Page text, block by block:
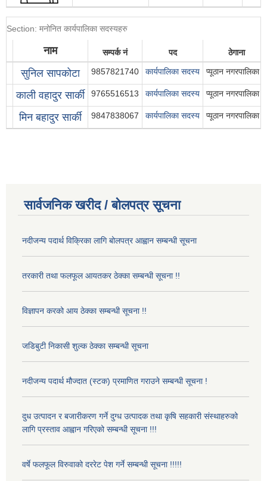
Section: मनोनित कार्यपालिका सदस्यहरु
नाम सम्पर्क नं पद ठेगाना
सुनिल सापकोटा 9857821740 कार्यपालिका सदस्य प्यूठान नगरपालिका १
काली वहादुर सार्की 9765516513 कार्यपालिका सदस्य प्यूठान नगरपालिका ८
मिन बहादुर सार्की 9847838067 कार्यपालिका सदस्य प्यूठान नगरपालिका ८
सार्वजनिक खरीद / बोलपत्र सूचना
नदीजन्य पदार्थ विक्रिका लागि बोलपत्र आह्वान सम्बन्धी सूचना
तरकारी तथा फलफूल आयतकर ठेक्का सम्बन्धी सूचना !!
विज्ञापन करको आय ठेक्का सम्बन्धी सूचना !!
जडिबुटी निकासी शुल्क ठेक्का सम्बन्धी सूचना
नदीजन्य पदार्थ मौज्दात (स्टक) प्रमाणित गराउने सम्बन्धी सूचना !
दुध उत्पादन र बजारीकरण गर्ने दुग्ध उत्पादक तथा कृषि सहकारी संस्थाहरुको
लागि प्रस्ताव आह्वान गरिएको सम्बन्धी सूचना !!!
वर्षे फलफूल विरुवाको दररेट पेश गर्ने सम्बन्धी सूचना !!!!!